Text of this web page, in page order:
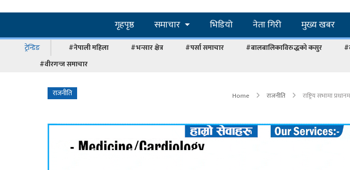
गृहपृष्ठ समाचार भिडियो नेता गिरी मुख्य खबर
ट्रेन्डिङ #नेपाली महिला #भन्सार क्षेत्र #पर्सा समाचार #बालबालिकाविरुद्धको कसुर
#वीरगन्ज समाचार
राजनीति Home राजनीति राष्ट्रिय सभामा